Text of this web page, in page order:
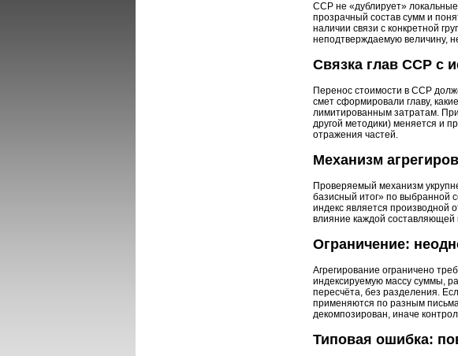
ССР не «дублирует»
прозрачный состав сумм и
наличии связи с конкретной
неподтверждаемую величину,
Связка глав ССР с
Перенос стоимости в ССР
смет сформировали главу,
лимитированным затратам.
другой методики) меняется и
отражения частей.
Механизм
Проверяемый механизм
базисный итог» по выбранной
индекс является производной
влияние каждой составляющей
Ограничение:
Агрегирование ограничено
индексируемую массу суммы,
пересчёта, без разделения.
применяются по разным
декомпозирован, иначе
Типовая ошибка: